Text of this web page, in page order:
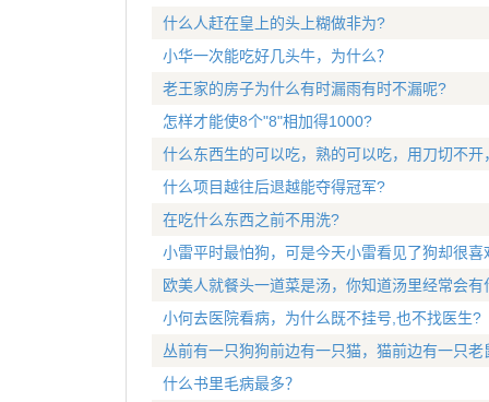
什么人赶在皇上的头上糊做非为?
小华一次能吃好几头牛，为什么？
老王家的房子为什么有时漏雨有时不漏呢?
怎样才能使8个"8"相加得1000?
什么东西生的可以吃，熟的可以吃，用刀切不
什么项目越往后退越能夺得冠军?
在吃什么东西之前不用洗?
小雷平时最怕狗，可是今天小雷看见了狗却很喜
欧美人就餐头一道菜是汤，你知道汤里经常会有
小何去医院看病，为什么既不挂号,也不找医生?
丛前有一只狗狗前边有一只猫，猫前边有一只老
什么书里毛病最多？